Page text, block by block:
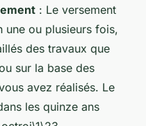
: Le versement
une ou plusieurs fois,
des travaux que
sur la base des
avez réalisés. Le
les quinze ans